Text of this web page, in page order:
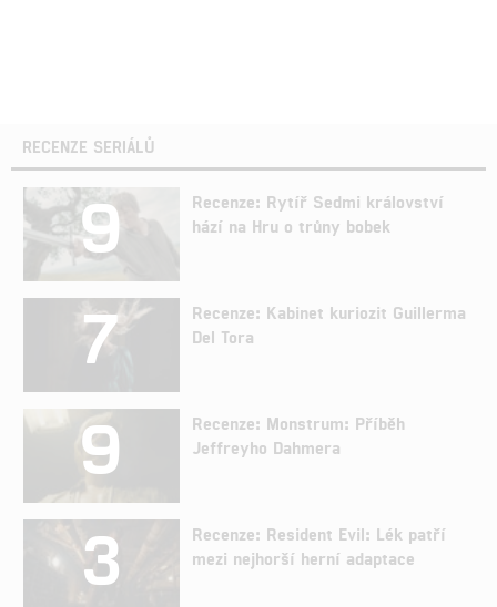
RECENZE SERIÁLŮ
9
Recenze: Rytíř Sedmi království
hází na Hru o trůny bobek
7
Recenze: Kabinet kuriozit Guillerma
Del Tora
9
Recenze: Monstrum: Příběh
Jeffreyho Dahmera
3
Recenze: Resident Evil: Lék patří
mezi nejhorší herní adaptace